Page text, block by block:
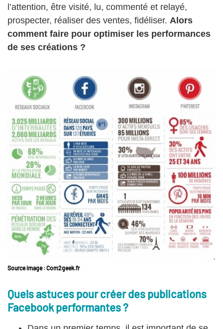
l’attention, être visité, lu, commenté et relayé,
prospecter, réaliser des ventes, fidéliser. Alors
comment faire pour optimiser les performances
de ses créations ?
Source image : Com2geek.fr
Quels astuces pour créer des publications
Facebook performantes ?